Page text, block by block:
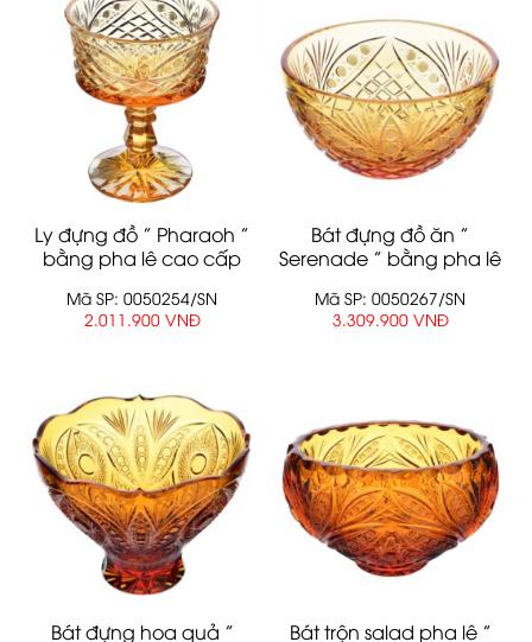
Ly đựng đồ ” Pharaoh ”
bằng pha lê cao cấp
Mã SP: 0050254/SN
2.011.900 VNĐ
Bát đựng đồ ăn ”
Serenade ” bằng pha lê
Mã SP: 0050267/SN
3.309.900 VNĐ
Bát đựng hoa quả ”
Bát trộn salad pha lê ”